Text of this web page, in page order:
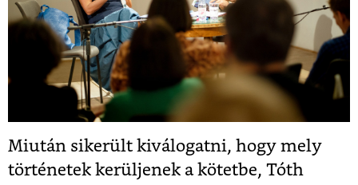
Miután sikerült kiválogatni, hogy mely
történetek kerüljenek a kötetbe, Tóth